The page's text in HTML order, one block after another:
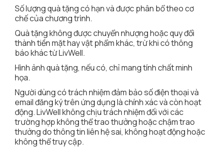
Số lượng quà tặng có hạn và được phân bổ theo cơ
chế của chương trình.
Quà tặng không được chuyển nhượng hoặc quy đổi
thành tiền mặt hay vật phẩm khác, trừ khi có thông
báo khác từ LivWell.
Hình ảnh quà tặng, nếu có, chỉ mang tính chất minh
họa.
Người dùng có trách nhiệm đảm bảo số điện thoại và
email đăng ký trên ứng dụng là chính xác và còn hoạt
động. LivWell không chịu trách nhiệm đối với các
trường hợp không thể trao thưởng hoặc chậm trao
thưởng do thông tin liên hệ sai, không hoạt động hoặc
không thể truy cập.